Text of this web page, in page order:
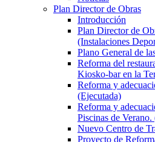
Plan Director de Obras
Introducción
Plan Director de
(Instalaciones
Plano General de
Reforma del
Kiosko-bar en la
Reforma y
(Ejecutada)
Reforma y
Piscinas de
Nuevo Centro de
Proyecto de